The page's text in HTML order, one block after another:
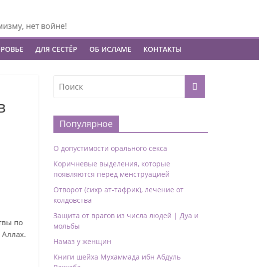
нет войне!
ДЛЯ СЕСТЁР ОБ ИСЛАМЕ КОНТАКТЫ
по
Популярное
О допустимости орального секса
Коричневые выделения, которые
появляются перед менструацией
Отворот (сихр ат-тафрик), лечение от
колдовства
Защита от врагов из числа людей | Дуа и
мольбы
Намаз у женщин
Книги шейха Мухаммада ибн Абдуль